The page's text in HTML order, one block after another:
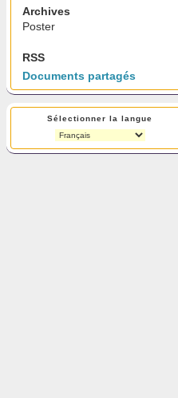
Archives
Poster
RSS
Documents partagés
Sélectionner la langue